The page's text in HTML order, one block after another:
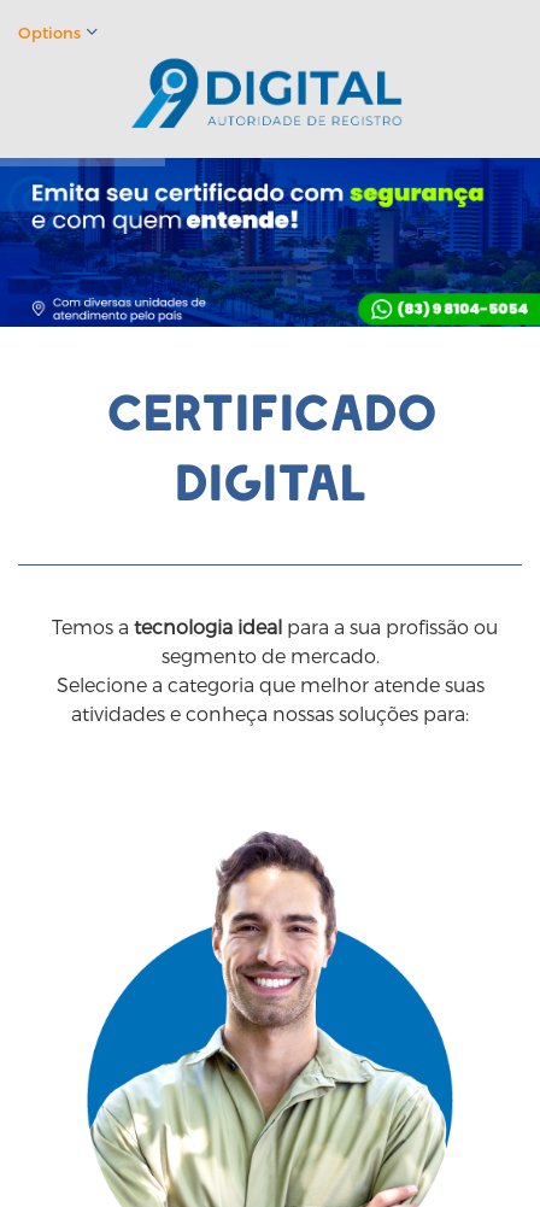
Options
certificado
digital
Temos a tecnologia ideal para a sua profissão ou
segmento de mercado.
Selecione a categoria que melhor atende suas
atividades e conheça nossas soluções para: